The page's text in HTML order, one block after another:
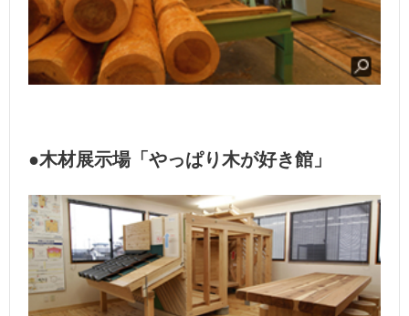
●木材展示場「やっぱり木が好き館」